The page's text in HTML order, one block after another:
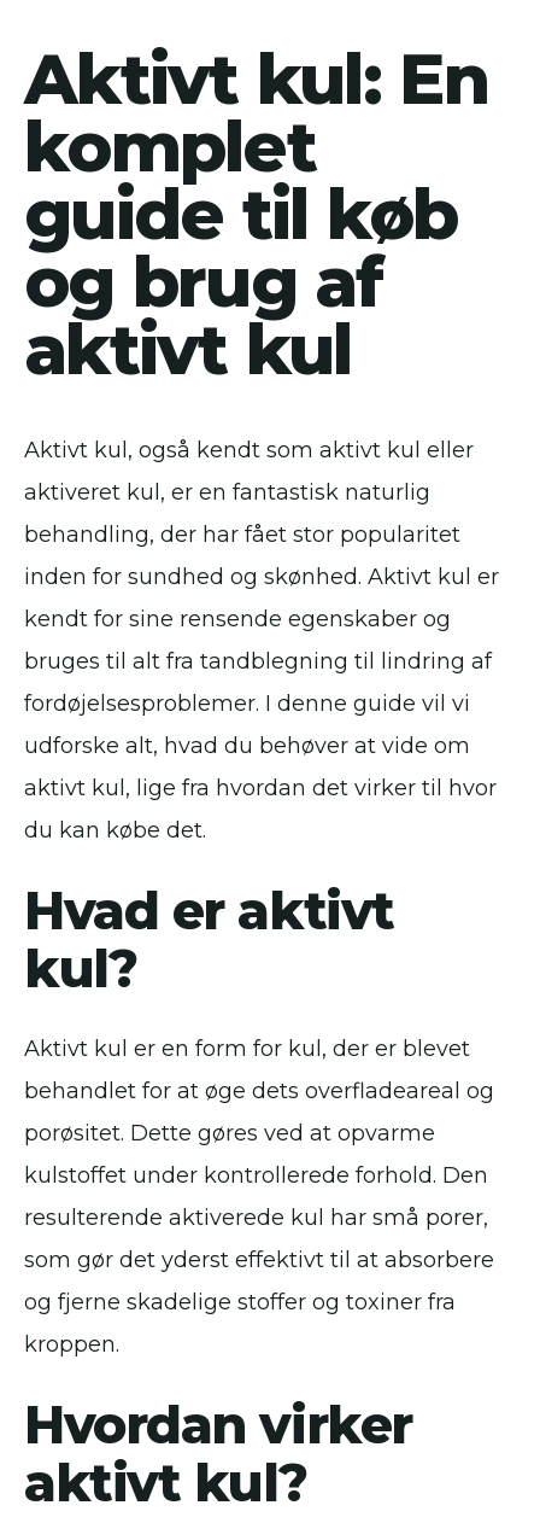
Aktivt kul: En
komplet
guide til køb
og brug af
aktivt kul
Aktivt kul, også kendt som aktivt kul eller
aktiveret kul, er en fantastisk naturlig
behandling, der har fået stor popularitet
inden for sundhed og skønhed. Aktivt kul er
kendt for sine rensende egenskaber og
bruges til alt fra tandblegning til lindring af
fordøjelsesproblemer. I denne guide vil vi
udforske alt, hvad du behøver at vide om
aktivt kul, lige fra hvordan det virker til hvor
du kan købe det.
Hvad er aktivt
kul?
Aktivt kul er en form for kul, der er blevet
behandlet for at øge dets overfladeareal og
porøsitet. Dette gøres ved at opvarme
kulstoffet under kontrollerede forhold. Den
resulterende aktiverede kul har små porer,
som gør det yderst effektivt til at absorbere
og fjerne skadelige stoffer og toxiner fra
kroppen.
Hvordan virker
aktivt kul?